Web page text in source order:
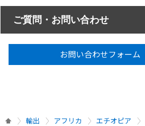
ご質問・お問い合わせ
お問い合わせフォーム
輸出 アフリカ エチオピア